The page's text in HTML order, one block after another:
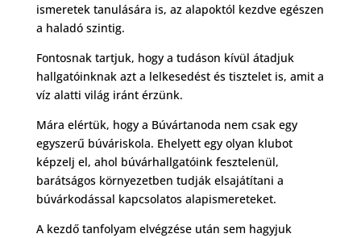
ismeretek tanulására is, az alapoktól kezdve egészen
a haladó szintig.
Fontosnak tartjuk, hogy a tudáson kívül átadjuk
hallgatóinknak azt a lelkesedést és tisztelet is, amit a
víz alatti világ iránt érzünk.
Mára elértük, hogy a Búvártanoda nem csak egy
egyszerű búváriskola. Ehelyett egy olyan klubot
képzelj el, ahol búvárhallgatóink fesztelenül,
barátságos környezetben tudják elsajátítani a
búvárkodással kapcsolatos alapismereteket.
A kezdő tanfolyam elvégzése után sem hagyjuk